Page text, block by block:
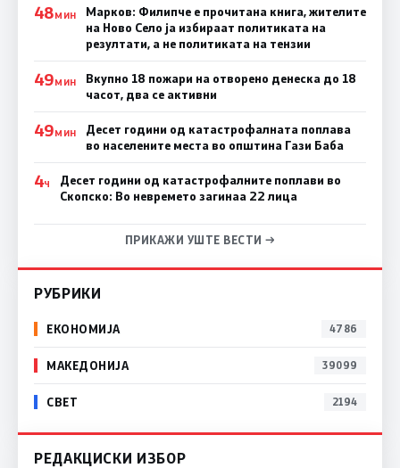
48МИН
Марков: Филипче е прочитана книга, жителите
на Ново Село ја избираат политиката на
резултати, а не политиката на тензии
49МИН
Вкупно 18 пожари на отворено денеска до 18
часот, два се активни
49МИН
Десет години од катастрофалната поплава
во населените места во општина Гази Баба
4Ч
Десет години од катастрофалните поплави во
Скопско: Во невремето загинаа 22 лица
ПРИКАЖИ УШТЕ ВЕСТИ →
РУБРИКИ
ЕКОНОМИЈА 4786
МАКЕДОНИЈА 39099
СВЕТ 2194
РЕДАКЦИСКИ ИЗБОР